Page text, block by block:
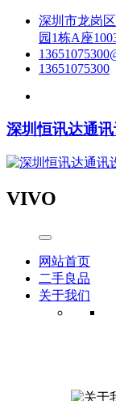
深圳市龙岗
园1栋A座
13651075300
深圳恒讯达通
VIVO
网站首页
二手良品
关于我们